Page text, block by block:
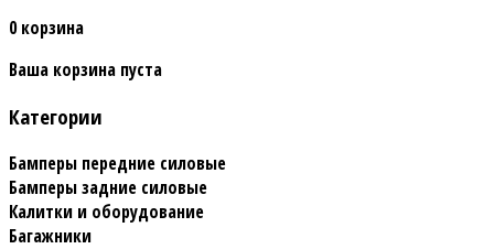
0 корзина
Ваша корзина пуста
Категории
Бамперы передние силовые
Бамперы задние силовые
Калитки и оборудование
Багажники